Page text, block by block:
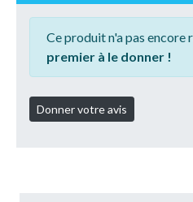
Ce produit n'a pas encore
premier à le donner !